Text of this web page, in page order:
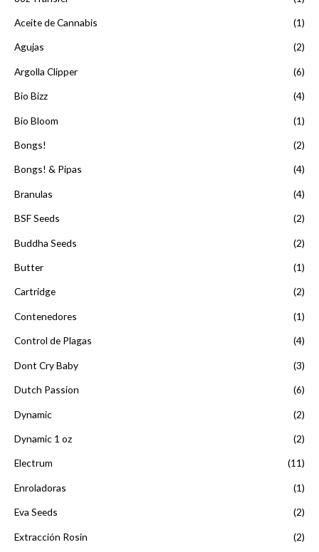
Aceite de Cannabis (1)
Agujas (2)
Argolla Clipper (6)
Bio Bizz (4)
Bio Bloom (1)
Bongs! (2)
Bongs! & Pipas (4)
Branulas (4)
BSF Seeds (2)
Buddha Seeds (2)
Butter (1)
Cartridge (2)
Contenedores (1)
Control de Plagas (4)
Dont Cry Baby (3)
Dutch Passion (6)
Dynamic (2)
Dynamic 1 oz (2)
Electrum (11)
Enroladoras (1)
Eva Seeds (2)
Extracción Rosin (2)